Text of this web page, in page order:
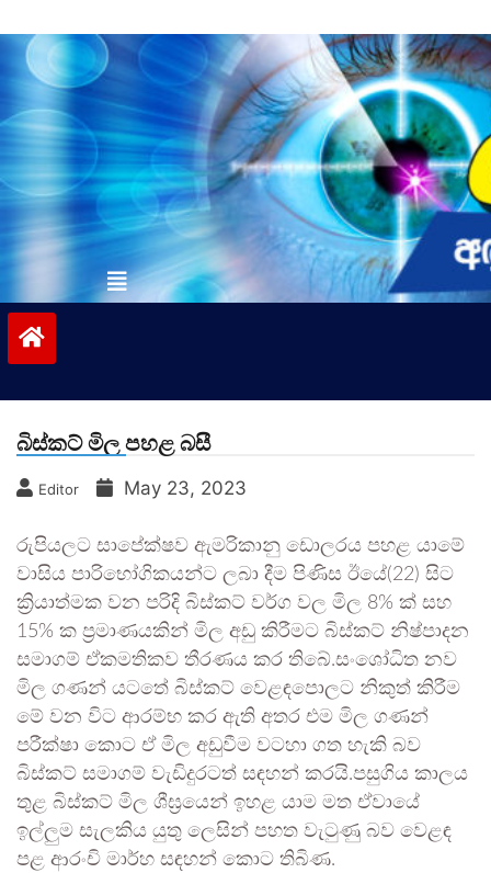
to
contentvinivida.lk
බිස්කට් මිල පහළ බසී
Editor May 23, 2023
රුපියලට සාපේක්ෂව ඇමරිකානු ඩොලරය පහළ යාමේ
වාසිය පාරිභෝගිකයන්ට ලබා දීම පිණිස ඊයේ(22) සිට
ක්‍රියාත්මක වන පරිදි බිස්කට් වර්ග වල මිල 8% ක් සහ
15% ක ප්‍රමාණයකින් මිල අඩු කිරීමට බිස්කට් නිෂ්පාදන
සමාගම් ඒකමතිකව තීරණය කර තිබේ.සංශෝධිත නව
මිල ගණන් යටතේ බිස්කට් වෙළඳපොලට නිකුත් කිරීම
මේ වන විට ආරම්භ කර ඇති අතර එම මිල ගණන්
පරීක්ෂා කොට ඒ මිල අඩුවීම වටහා ගත හැකි බව
බිස්කට් සමාගම් වැඩිදුරටත් සඳහන් කරයි.පසුගිය කාලය
තුළ බිස්කට් මිල ශීඝ්‍රයෙන් ඉහළ යාම මත ඒවායේ
ඉල්ලුම සැලකිය යුතු ලෙසින් පහත වැටුණු බව වෙළඳ
පළ ආරංචි මාර්හ සඳහන් කොට තිබිණ.